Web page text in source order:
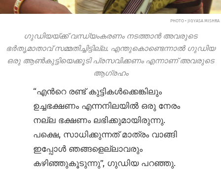
PHOTO • JIGYASA MISHRA
ഗുഡിയയ്ക്ക് വന്ധ്യംകരണം നടത്താന്‍ അവരുടെ
ഭര്‍തൃമാതാവ് സമ്മതിച്ചിട്ടില്ല. എന്തുകൊണ്ടെന്നാല്‍ ഗുഡിയ
ഒരു ആണ്‍കുട്ടിയെക്കൂടി പ്രസവിക്കണം എന്നാണ് അവരുടെ
ആഗ്രഹം
“എന്‍റെ രണ്ട് കുട്ടികള്‍ക്കെങ്കിലും
ഉച്ചഭക്ഷണം എന്നനിലയില്‍ ഒരു നേരം
നല്ല ഭക്ഷണം ലഭിക്കുമായിരുന്നു.
പക്ഷെ, സാധിക്കുന്നത് മാത്രം വാങ്ങി
ഇപ്പോള്‍ ഞങ്ങളെല്ലാവരും
കഴിഞ്ഞുകൂടുന്നു”, ഗുഡിയ പറഞ്ഞു.